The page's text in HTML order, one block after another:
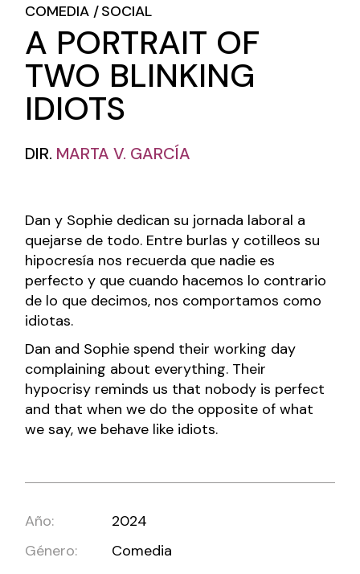
COMEDIA SOCIAL
A PORTRAIT OF
TWO BLINKING
IDIOTS
DIR. MARTA V. GARCÍA
Dan y Sophie dedican su jornada laboral a
quejarse de todo. Entre burlas y cotilleos su
hipocresía nos recuerda que nadie es
perfecto y que cuando hacemos lo contrario
de lo que decimos, nos comportamos como
idiotas.
Dan and Sophie spend their working day
complaining about everything. Their
hypocrisy reminds us that nobody is perfect
and that when we do the opposite of what
we say, we behave like idiots.
Año:
2024
Género:
Comedia